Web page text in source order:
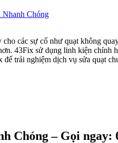
Chóng
các sự cố như quạt không
43Fix sử dụng linh kiện
trải nghiệm dịch vụ sửa quạt
Chóng – Gọi ngay: